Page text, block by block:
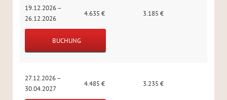
19.12.2026 –
26.12.2026
4.635 € 3.185 €
BUCHUNG
27.12.2026 –
30.04.2027
4.485 € 3.235 €